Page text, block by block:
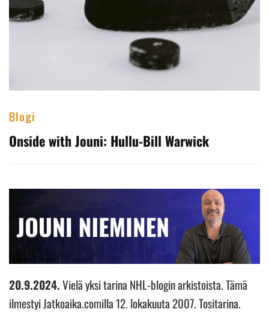
Blogi
Onside with Jouni: Hullu-Bill Warwick
20.9.2024.Vielä yksi tarina NHL-blogin arkistoista. Tämä
ilmestyi Jatkoaika.comilla 12. lokakuuta 2007. Tositarina.